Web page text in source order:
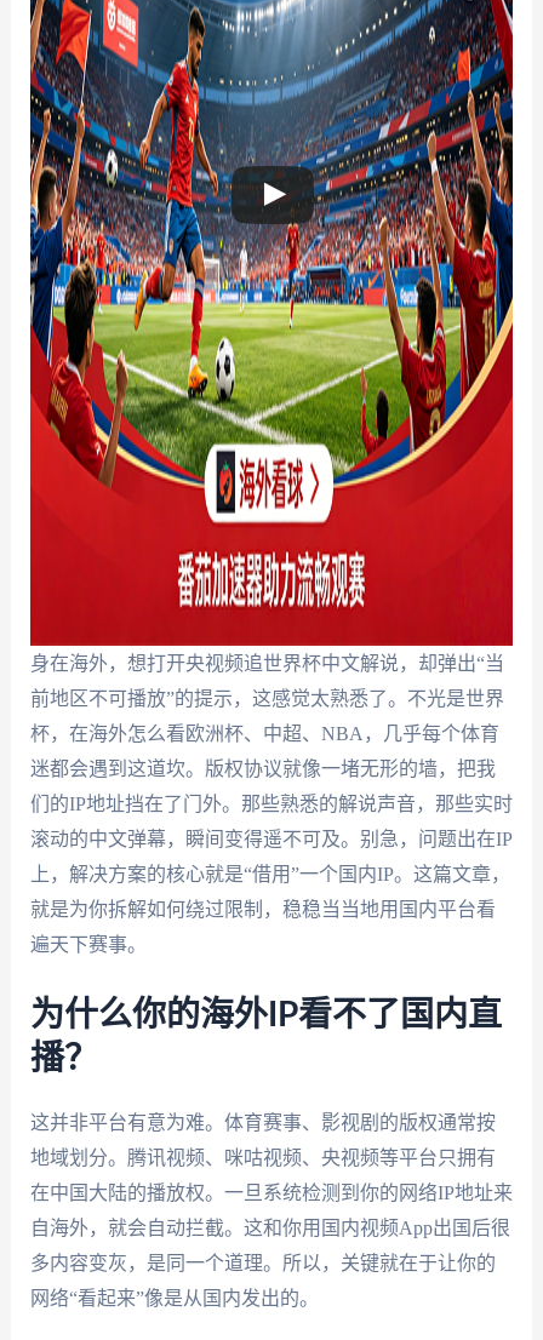
身在海外，想打开央视频追世界杯中文解说，却弹出“当
前地区不可播放”的提示，这感觉太熟悉了。不光是世界
杯，在海外怎么看欧洲杯、中超、NBA，几乎每个体育
迷都会遇到这道坎。版权协议就像一堵无形的墙，把我
们的IP地址挡在了门外。那些熟悉的解说声音，那些实时
滚动的中文弹幕，瞬间变得遥不可及。别急，问题出在IP
上，解决方案的核心就是“借用”一个国内IP。这篇文章，
就是为你拆解如何绕过限制，稳稳当当地用国内平台看
遍天下赛事。
为什么你的海外IP看不了国内直
播？
这并非平台有意为难。体育赛事、影视剧的版权通常按
地域划分。腾讯视频、咪咕视频、央视频等平台只拥有
在中国大陆的播放权。一旦系统检测到你的网络IP地址来
自海外，就会自动拦截。这和你用国内视频App出国后很
多内容变灰，是同一个道理。所以，关键就在于让你的
网络“看起来”像是从国内发出的。